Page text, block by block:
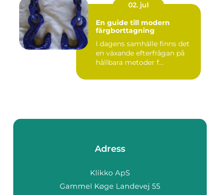
02. jul
En guide till modern
färgborttagning
I dagens samhälle finns det
en växande efterfrågan på
hållbara metoder f...
Adress